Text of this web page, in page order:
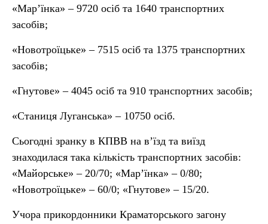
«Мар’їнка» – 9720 осіб та 1640 транспортних
засобів;
«Новотроїцьке» – 7515 осіб та 1375 транспортних
засобів;
«Гнутове» – 4045 осіб та 910 транспортних засобів;
«Станиця Луганська» – 10750 осіб.
Сьогодні зранку в КПВВ на в’їзд та виїзд
знаходилася така кількість транспортних засобів:
«Майорське» – 20/70; «Мар’їнка» – 0/80;
«Новотроїцьке» – 60/0; «Гнутове» – 15/20.
Учора прикордонники Краматорського загону